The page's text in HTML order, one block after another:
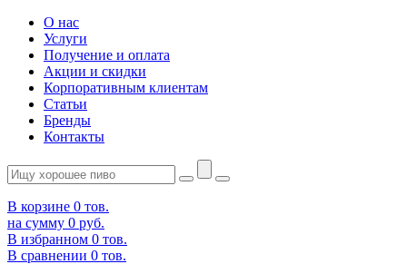
О нас
Услуги
Получение и оплата
Акции и скидки
Корпоративным клиентам
Статьи
Бренды
Контакты
В корзине 0 тов.
на сумму 0 руб.
В избранном 0 тов.
В сравнении 0 тов.